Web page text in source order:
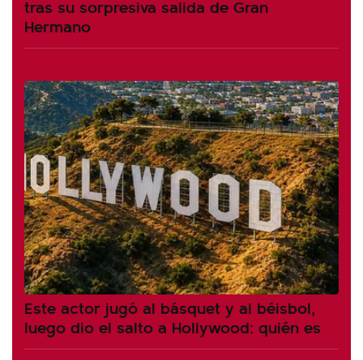
tras su sorpresiva salida de Gran
Hermano
Este actor jugó al básquet y al béisbol,
luego dio el salto a Hollywood: quién es